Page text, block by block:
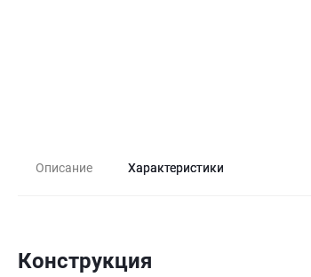
Описание Характеристики
Конструкция